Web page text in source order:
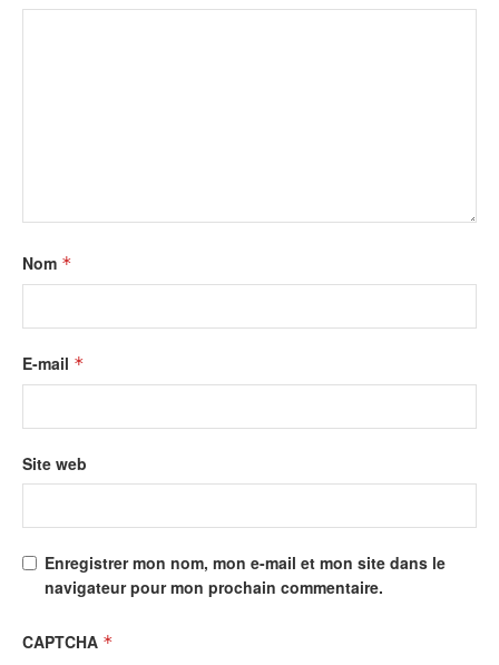
Nom *
E-mail *
Site web
Enregistrer mon nom, mon e-mail et mon site dans le
navigateur pour mon prochain commentaire.
CAPTCHA *